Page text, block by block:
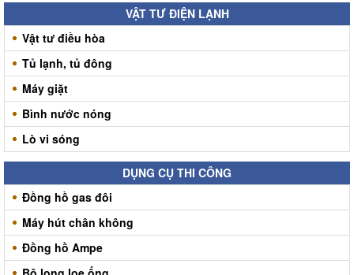
VẬT TƯ ĐIỆN LẠNH
Vật tư điều hòa
Tủ lạnh, tủ đông
Máy giặt
Bình nước nóng
Lò vi sóng
DỤNG CỤ THI CÔNG
Đồng hồ gas đôi
Máy hút chân không
Đồng hồ Ampe